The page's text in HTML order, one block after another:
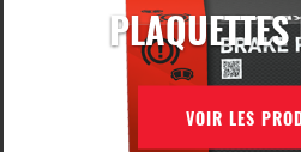
VOIR LES